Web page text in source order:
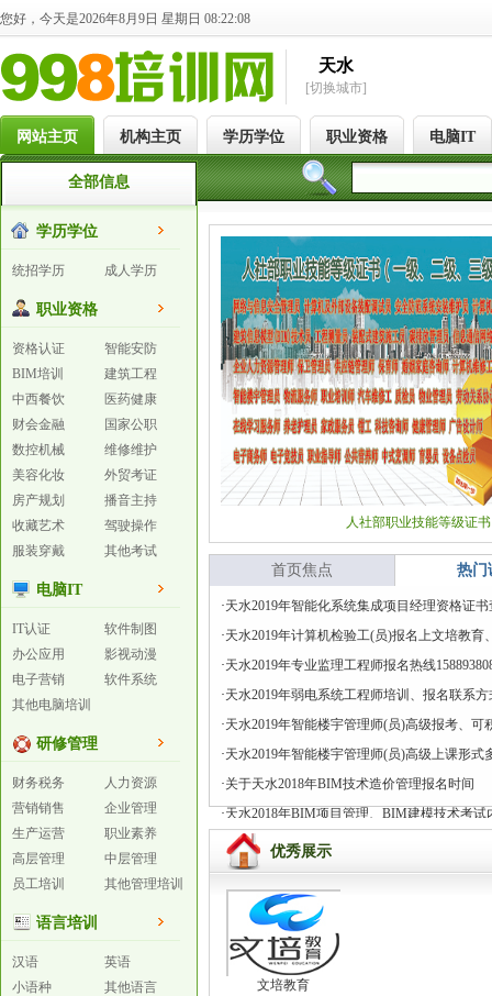
您好，今天是2026年8月9日 星期日 08:22:09
天水
[切换城市]
网站主页 机构主页 学历学位 职业资格 电脑IT
全部信息
学历学位
统招学历 成人学历
职业资格
资格认证
智能安防
BIM培训
建筑工程
中西餐饮
医药健康
财会金融
国家公职
数控机械
维修维护
美容化妆
外贸考证
房产规划
播音主持
收藏艺术
驾驶操作
服装穿戴
其他考试
电脑IT
IT认证
软件制图
办公应用
影视动漫
电子营销
软件系统
其他电脑培训
研修管理
财务税务
人力资源
营销销售
企业管理
生产运营
职业素养
高层管理
中层管理
员工培训
其他管理培训
语言培训
汉语
英语
小语种
其他语言
人社部职业技能等级证书
首页焦点 热门
·天水2019年智能化系统集成项目经理资格证
·天水2019年计算机检验工(员)报名上文培教育
·天水2019年专业监理工程师报名热线
·天水2019年弱电系统工程师培训、报名联系方
·天水2019年智能楼宇管理师(员)高级报考、可
·天水2019年智能楼宇管理师(员)高级上课形式
·关于天水2018年BIM技术造价管理报名时间
·天水2018年BIM项目管理、BIM建模技术考试
优秀展示
文培教育